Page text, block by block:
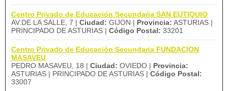
Centro Privado de Educación Secundaria SAN EUTIQUIO
AV.DE LA SALLE, 7 | Ciudad: GIJON | Provincia: ASTURIAS |
PRINCIPADO DE ASTURIAS | Código Postal: 33201
Centro Privado de Educación Secundaria FUNDACION
MASAVEU
PEDRO MASAVEU, 18 | Ciudad: OVIEDO | Provincia:
ASTURIAS | PRINCIPADO DE ASTURIAS | Código Postal:
33007